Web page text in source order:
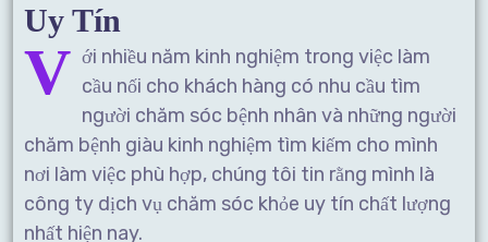
Uy Tín
V ới nhiều năm kinh nghiệm trong việc làm
cầu nối cho khách hàng có nhu cầu tìm
người chăm sóc bệnh nhân và những người
chăm bệnh giàu kinh nghiệm tìm kiếm cho mình
nơi làm việc phù hợp, chúng tôi tin rằng mình là
công ty dịch vụ chăm sóc khỏe uy tín chất lượng
nhất hiện nay.